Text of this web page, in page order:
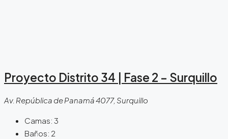
Proyecto Distrito 34 | Fase 2 – Surquillo
Av. República de Panamá 4077, Surquillo
Camas: 3
Baños: 2